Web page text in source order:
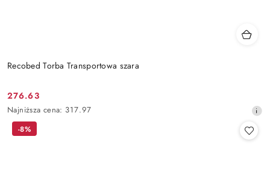
Recobed Torba Transportowa szara
Cena
promocyjna:
276.63
Najniższa
cena
Najniższa cena: 317.97
-8%